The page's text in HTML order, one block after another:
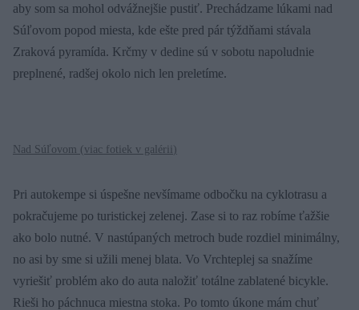
aby som sa mohol odvážnejšie pustiť. Prechádzame lúkami nad
Súľovom popod miesta, kde ešte pred pár týždňami stávala
Zraková pyramída. Krčmy v dedine sú v sobotu napoludnie
preplnené, radšej okolo nich len preletíme.
Nad Súľovom (viac fotiek v galérii )
Pri autokempe si úspešne nevšímame odbočku na cyklotrasu a
pokračujeme po turistickej zelenej. Zase si to raz robíme ťažšie
ako bolo nutné. V nastúpaných metroch bude rozdiel minimálny,
no asi by sme si užili menej blata. Vo Vrchteplej sa snažíme
vyriešiť problém ako do auta naložiť totálne zablatené bicykle.
Rieši ho páchnuca miestna stoka. Po tomto úkone mám chuť